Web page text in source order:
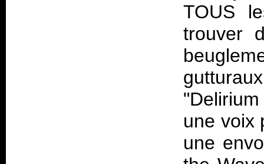
TOUS
trouver
une voix
une